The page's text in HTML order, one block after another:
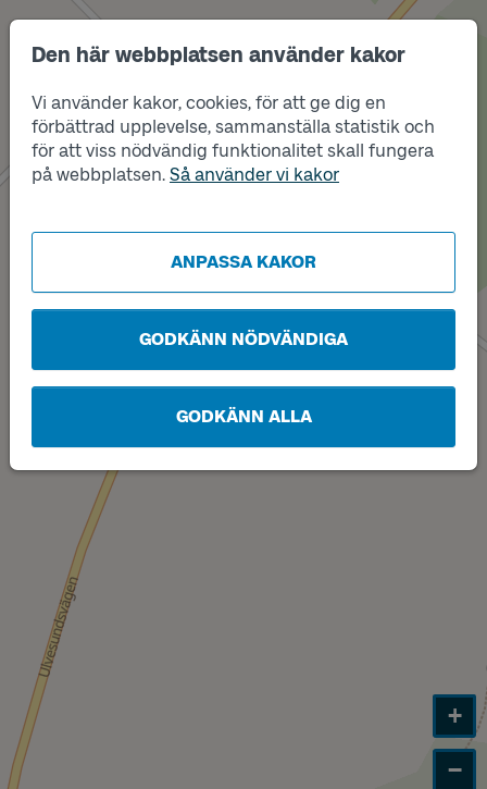
Den här webbplatsen använder kakor
Vi använder kakor, cookies, för att ge dig en
förbättrad upplevelse, sammanställa statistik och
för att viss nödvändig funktionalitet skall fungera
på webbplatsen. Så använder vi kakor
ANPASSA KAKOR
GODKÄNN NÖDVÄNDIGA
GODKÄNN ALLA
Läge
B
+
−